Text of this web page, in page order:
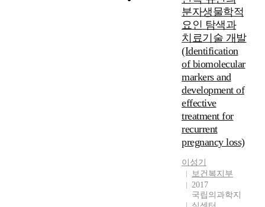
분자생물학적
요인 탐색과
치료기술 개발
(Identification
of biomolecular
markers and
development of
effective
treatment for
recurrent
pregnancy loss)
이성기
보건복지부
2017
국립의과학지